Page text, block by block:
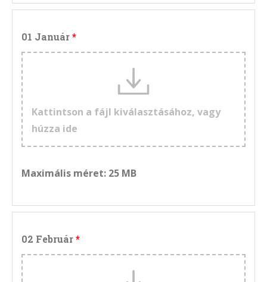
01 Január
Kattintson a fájl kiválasztásához, vagy
húzza ide
Maximális méret: 25 MB
02 Február